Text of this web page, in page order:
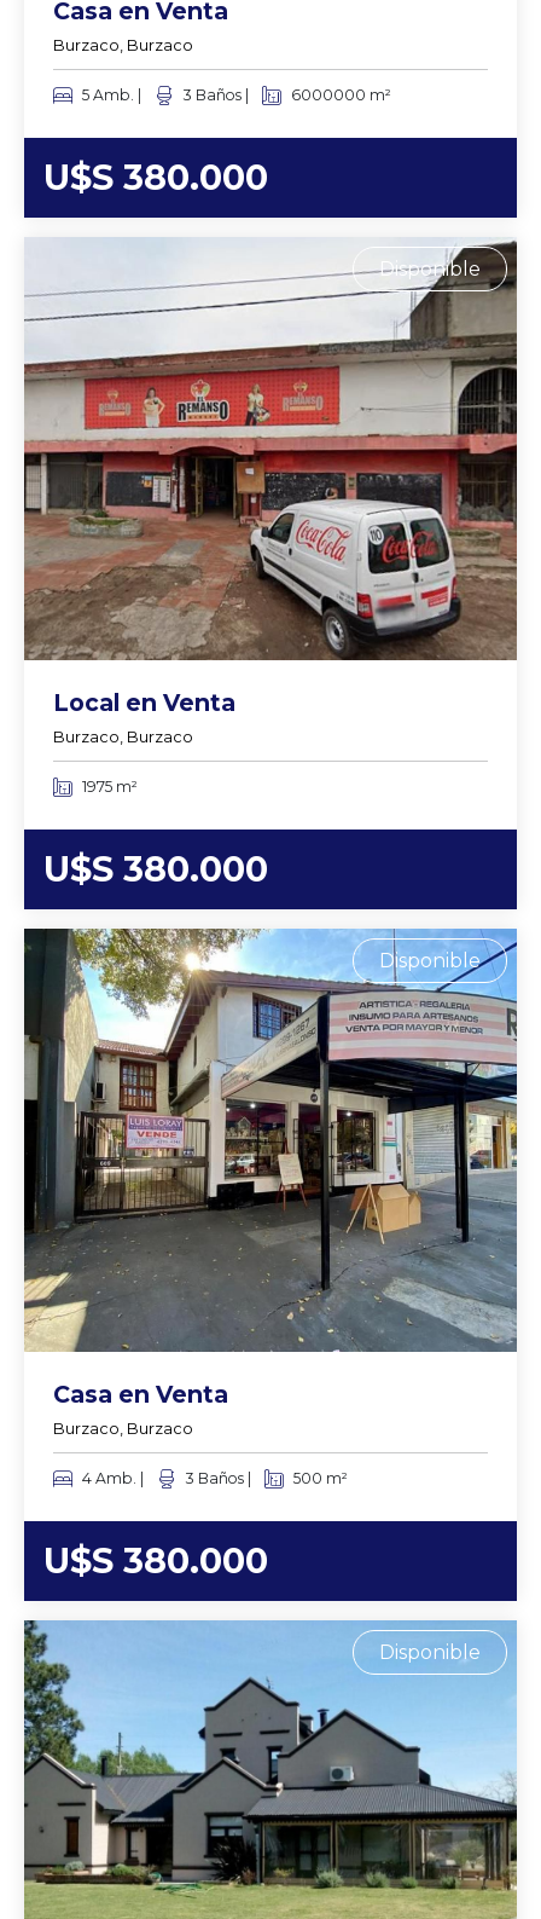
Casa en Venta
Burzaco, Burzaco
5 Amb. | 3 Baños | 6000000 m²
U$S 380.000
Disponible
Local en Venta
Burzaco, Burzaco
1975 m²
U$S 380.000
Disponible
Casa en Venta
Burzaco, Burzaco
4 Amb. | 3 Baños | 500 m²
U$S 380.000
Disponible